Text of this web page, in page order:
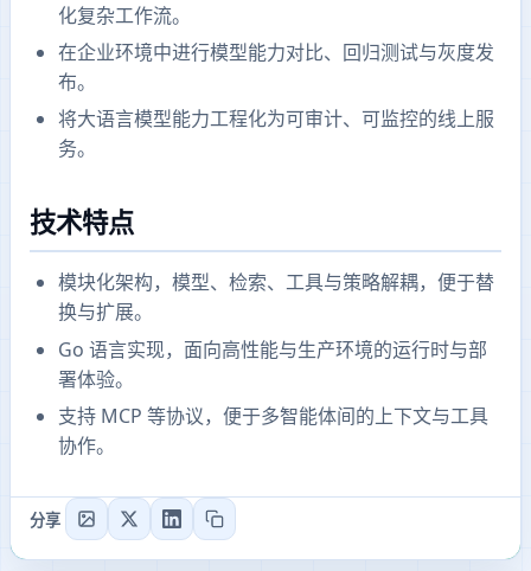
化复杂工作流。
在企业环境中进行模型能力对比、回归测试与灰度发
布。
将大语言模型能力工程化为可审计、可监控的线上服
务。
技术特点
模块化架构，模型、检索、工具与策略解耦，便于替
换与扩展。
Go 语言实现，面向高性能与生产环境的运行时与部
署体验。
支持 MCP 等协议，便于多智能体间的上下文与工具
协作。
分享